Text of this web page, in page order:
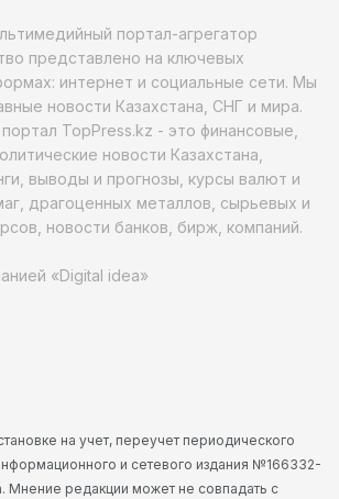
портал-агрегатор
представлено на ключевых
интернет и социальные сети. Мы
новости Казахстана, СНГ и мира.
TopPress.kz - это финансовые,
новости Казахстана,
выводы и прогнозы, курсы валют и
драгоценных металлов, сырьевых и
новости банков, бирж, компаний.
«Digital idea»
на учет, переучет периодического
и сетевого издания №166332-
Мнение редакции может не совпадать с